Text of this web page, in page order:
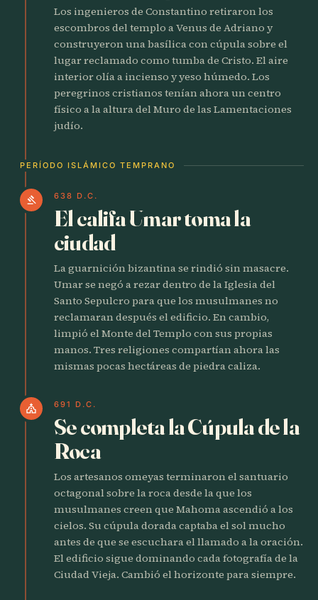
Los ingenieros de Constantino retiraron los
escombros del templo a Venus de Adriano y
construyeron una basílica con cúpula sobre el
lugar reclamado como tumba de Cristo. El aire
interior olía a incienso y yeso húmedo. Los
peregrinos cristianos tenían ahora un centro
físico a la altura del Muro de las Lamentaciones
judío.
PERÍODO ISLÁMICO TEMPRANO
gavel 638 D.C.
El califa Umar toma la
ciudad
La guarnición bizantina se rindió sin masacre.
Umar se negó a rezar dentro de la Iglesia del
Santo Sepulcro para que los musulmanes no
reclamaran después el edificio. En cambio,
limpió el Monte del Templo con sus propias
manos. Tres religiones compartían ahora las
mismas pocas hectáreas de piedra caliza.
church 691 D.C.
Se completa la Cúpula de la
Roca
Los artesanos omeyas terminaron el santuario
octagonal sobre la roca desde la que los
musulmanes creen que Mahoma ascendió a los
cielos. Su cúpula dorada captaba el sol mucho
antes de que se escuchara el llamado a la oración.
El edificio sigue dominando cada fotografía de la
Ciudad Vieja. Cambió el horizonte para siempre.